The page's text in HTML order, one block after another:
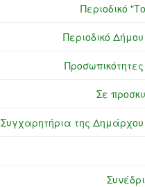
Περιοδικό
Περιοδικό
Σε
Συγχαρητήρια της Δημάρχου